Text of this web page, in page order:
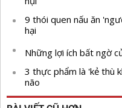
9 thói quen nấu ăn
hại
Những lợi ích bất ngờ
3 thực phẩm là 'kẻ thù
não